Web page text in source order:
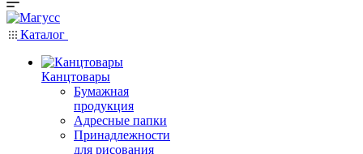
Каталог
Канцтовары
Бумажная
продукция
Адресные папки
Принадлежности
для рисования